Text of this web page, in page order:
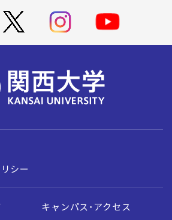
シー
キャンパス・アクセス